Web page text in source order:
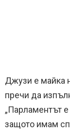
Джузи е майка
пречи да
„Парламентът
защото имам